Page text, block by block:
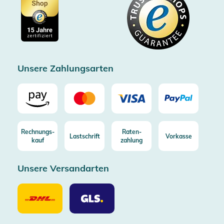
Cookie-Einstellungen
ImpressumGratis Versand ab 100€ Bestellwert (in DE/AT)
Kostenlose Rücksendung (aus DE/AT)
Unsere Zahlungsarten
Rechnungs-
kauf
Lastschrift
Raten-
zahlung
Vorkasse
Unsere Versandarten
Unsere
Versandarten
DHL
Unsere
Versandarten
GLS